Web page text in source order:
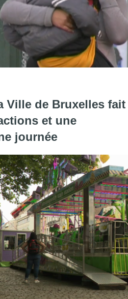
Ville de Bruxelles fait
et une
journée